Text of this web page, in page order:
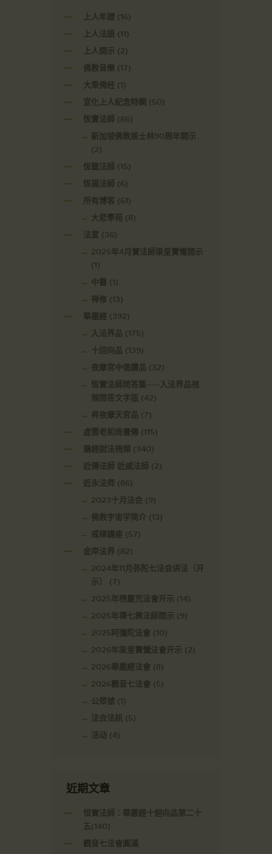
上人年譜 (16)
上人法語 (11)
上人開示 (2)
佛教音樂 (17)
大乘佛经 (1)
宣化上人紀念特輯 (50)
恆實法師 (86)
新加坡佛教居士林90周年開示
(2)
恆懿法師 (15)
恆揚法師 (6)
所有博客 (61)
大悲學苑 (8)
法宴 (36)
2025年4月實法師梁皇寶懺開示
(1)
中醫 (1)
禅修 (13)
華嚴經 (392)
入法界品 (175)
十回向品 (139)
夜摩宮中偈讚品 (32)
恆實法師問答集——入法界品視
頻問答文字版 (42)
昇夜摩天宮品 (7)
虛雲老和尚畫傳 (115)
講經說法視頻
(340)
近傳法師 近威法師 (2)
近永法师 (86)
2023十月法会 (9)
佛教宇宙学简介 (13)
戒律講座 (57)
金岸法界 (82)
2024年11月弥陀七法会讲法（开
示）
(7)
2025年楞嚴咒法會开示 (14)
2025年禪七興法師開示 (9)
2025阿彌陀法會 (10)
2026年梁皇寶懺法會开示 (2)
2026華嚴經法會 (8)
2026觀音七法會 (5)
公眾號 (1)
法会法訊 (5)
活动 (4)
近期文章
恒實法師：華嚴經十迴向品第二十
五(140)
觀音七法會圓滿